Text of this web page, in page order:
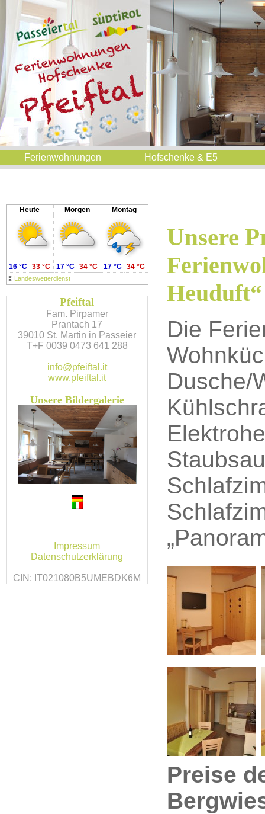
Ferienwohnungen Hofschenke & E5
Heute Morgen Montag
© Landeswetterdienst
16 °C 33 °C 17 °C 34 °C 17 °C 34 °C
Pfeiftal
Fam. Pirpamer
Prantach 17
39010 St. Martin in Passeier
T+F 0039 0473 641 288
info@pfeiftal.it
www.pfeiftal.it
Unsere Bildergalerie
Impressum
Datenschutzerklärung
CIN: IT021080B5UMEBDK6M
Unsere
Heuduft“
Die
Dusche/
Preise